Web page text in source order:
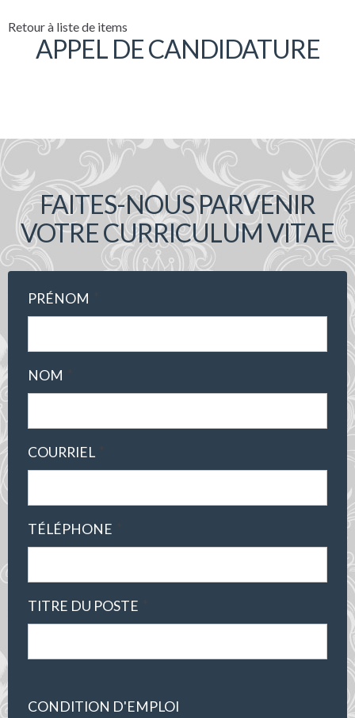
Retour à liste de items
APPEL DE CANDIDATURE
FAITES-NOUS PARVENIR
VOTRE CURRICULUM VITAE
PRÉNOM
NOM
COURRIEL
TÉLÉPHONE
TITRE DU POSTE
CONDITION D'EMPLOI